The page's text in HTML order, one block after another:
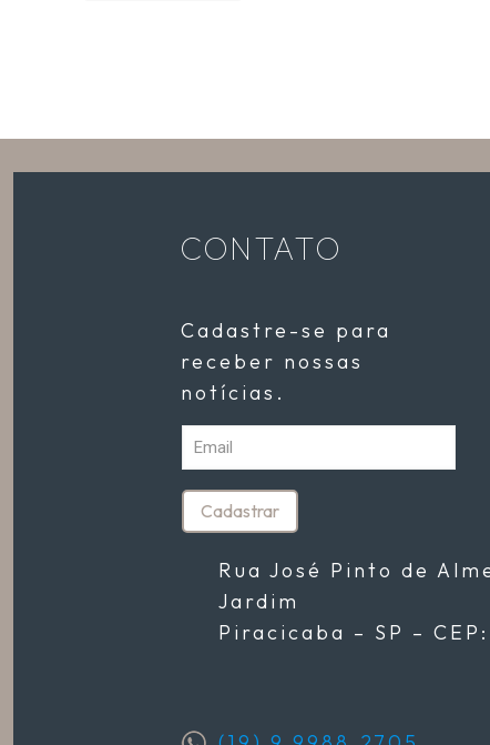
CONTATO
Cadastre-se para
receber nossas
notícias.
Rua José Pinto de
Jardim
Piracicaba – SP –